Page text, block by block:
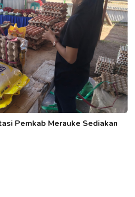
Pemkab Merauke Sediakan